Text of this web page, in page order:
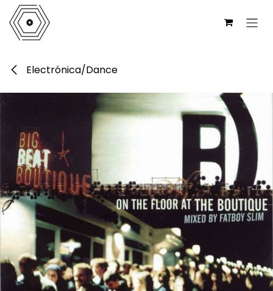
Ir al contenido
Electrónica/Dance